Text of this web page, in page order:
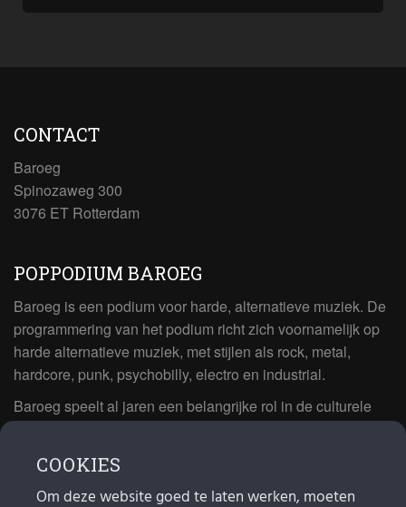
CONTACT
Baroeg
Spinozaweg 300
3076 ET Rotterdam
POPPODIUM BAROEG
Baroeg is een podium voor harde, alternatieve muziek. De
programmering van het podium richt zich voornamelijk op
harde alternatieve muziek, met stijlen als rock, metal,
hardcore, punk, psychobilly, electro en industrial.
Baroeg speelt al jaren een belangrijke rol in de culturele
jaar.COOKIES
Om deze website goed te laten werken, moeten